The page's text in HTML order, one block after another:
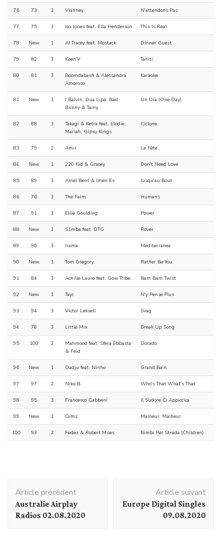
76 73 3 Vianney N'attendons Pas
77 75 3 Jax Jones feat. Ella Henderson This Is Real
78 New 1 AJ Tracey feat. Mostack Dinner Guest
79 82 3 Keen'V Tahiti
80 81 3
Boomdabash & Alessandra
Amoroso
Karaoke
81 New 1
J.Balvin, Dua Lipa, Bad
Bunny & Tainy
Un Día (One Day)
82 88 3
Takagi & Ketra feat. Elodie,
Mariah, Gipsy Kings
Ciclone
83 79 2 Amir La Fête
84 New 1 220 Kid & Gracey Don't Need Love
85 89 3 Amel Bent & Imen Es Jusqu'au Bout
86 76 3 The Faim Humans
87 91 3 Ellie Goulding Power
88 New 1 S1mba feat. DTG Rover
89 90 3 Irama Mediterranea
90 New 1 Tom Gregory Rather Be You
91 84 3 Achille Lauro feat. Gow Tribe Bam Bam Twist
92 New 1 Tayc N'y Pense Plus
93 94 3 Victor Leksell Svag
94 78 3 Little Mix Break Up Song
95 100 2
Mahmood feat. Sfera Ebbasta
& Feid
Dorado
96 New 1 Dadju feat. Ninho Grand Bain
97 97 2 Niko B Who's That What's That
98 95 3 Francesco Gabbani Il Sudore Ci Appiccica
99 New 1 Gims Malheur, Malheur
100 93 2 Fedez & Robert Miles Bimbi Per Strada (Children)
d'article
Article précédent
Australie Airplay
Radios 02.08.2020
Article suivant
Europe Digital Singles
09.08.2020